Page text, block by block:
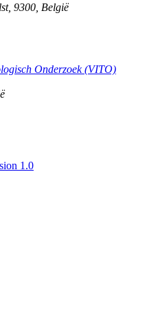
, 9300 België
Onderzoek (VITO)
1.0